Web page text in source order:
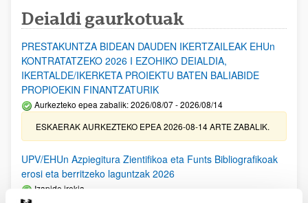
Deialdi gaurkotuak
PRESTAKUNTZA BIDEAN DAUDEN IKERTZAILEAK EHUn
KONTRATATZEKO 2026 I EZOHIKO DEIALDIA,
IKERTALDE/IKERKETA PROIEKTU BATEN BALIABIDE
PROPIOEKIN FINANTZATURIK
Aurkezteko epea zabalik: 2026/08/07 - 2026/08/14
ESKAERAK AURKEZTEKO EPEA 2026-08-14 ARTE ZABALIK.
UPV/EHUn Azpiegitura Zientifikoa eta Funts Bibliografikoak
erosi eta berritzeko laguntzak 2026
Izapide irekia